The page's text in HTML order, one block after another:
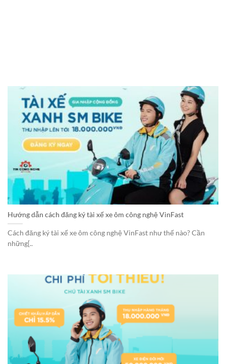
Hướng dẫn cách đăng ký tài xế xe ôm công nghệ VinFast
Cách đăng ký tài xế xe ôm công nghệ VinFast như thế nào? Cần
những[..